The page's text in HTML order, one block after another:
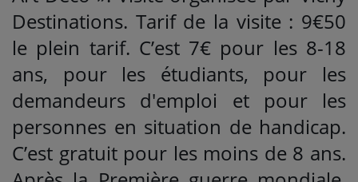
Destinations. Tarif de la visite : 9€50
le plein tarif. C’est 7€ pour les 8-18
ans, pour les étudiants, pour les
demandeurs d'emploi et pour les
personnes en situation de handicap.
C’est gratuit pour les moins de 8 ans.